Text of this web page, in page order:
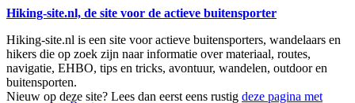
Hiking-site.nl, de site voor de actieve buitensporter
Hiking-site.nl is een site voor actieve buitensporters, wandelaars en
hikers die op zoek zijn naar informatie over materiaal, routes,
navigatie, EHBO, tips en tricks, avontuur, wandelen, outdoor en
buitensporten.
Nieuw op deze site? Lees dan eerst eens rustig deze pagina met